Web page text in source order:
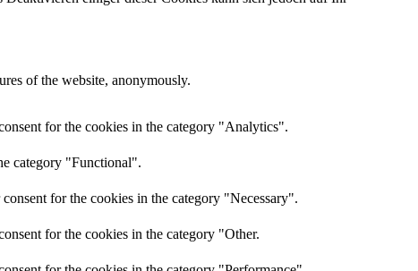
of the website, anonymously.
for the cookies in the category "Analytics".
category "Functional".
for the cookies in the category "Necessary".
for the cookies in the category "Other.